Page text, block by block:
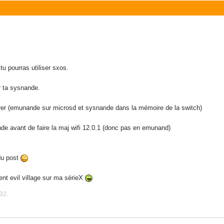
pourras utiliser sxos.
ta sysnande.
(emunande sur microsd et sysnande dans la mémoire de la switch)
avant de faire la maj wifi 12.0.1 (donc pas en emunand)
post
evil village sur ma sérieX